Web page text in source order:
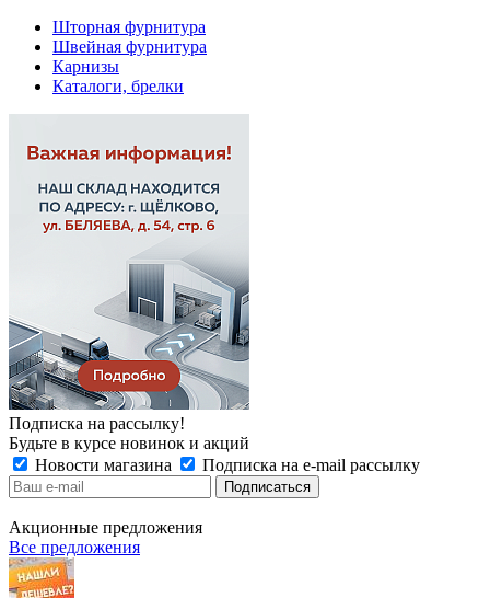
Шторная фурнитура
Швейная фурнитура
Карнизы
Каталоги, брелки
Подписка на рассылку!
Будьте в курсе новинок и акций
Новости магазина
Подписка на e-mail рассылку
Акционные предложения
Все предложения